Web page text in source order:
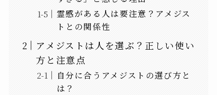
霊感がある人は要注意？アメジス
トとの関係性
アメジストは人を選ぶ？正しい使い
方と注意点
自分に合うアメジストの選び方と
は？